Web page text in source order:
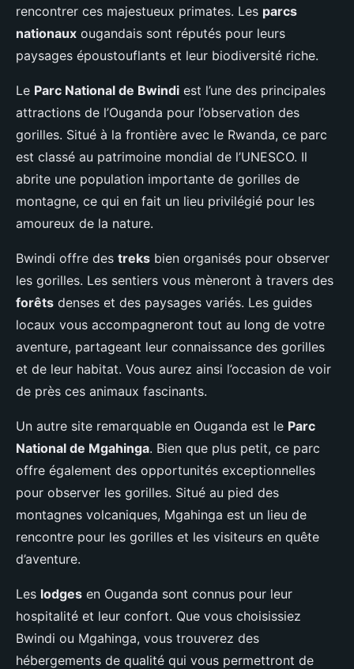
rencontrer ces majestueux primates. Les parcs
nationaux ougandais sont réputés pour leurs
paysages époustouflants et leur biodiversité riche.
Le Parc National de Bwindi est l’une des principales
attractions de l’Ouganda pour l’observation des
gorilles. Situé à la frontière avec le Rwanda, ce parc
est classé au patrimoine mondial de l’UNESCO. Il
abrite une population importante de gorilles de
montagne, ce qui en fait un lieu privilégié pour les
amoureux de la nature.
Bwindi offre des treks bien organisés pour observer
les gorilles. Les sentiers vous mèneront à travers des
forêts denses et des paysages variés. Les guides
locaux vous accompagneront tout au long de votre
aventure, partageant leur connaissance des gorilles
et de leur habitat. Vous aurez ainsi l’occasion de voir
de près ces animaux fascinants.
Un autre site remarquable en Ouganda est le Parc
National de Mgahinga. Bien que plus petit, ce parc
offre également des opportunités exceptionnelles
pour observer les gorilles. Situé au pied des
montagnes volcaniques, Mgahinga est un lieu de
rencontre pour les gorilles et les visiteurs en quête
d’aventure.
Les lodges en Ouganda sont connus pour leur
hospitalité et leur confort. Que vous choisissiez
Bwindi ou Mgahinga, vous trouverez des
hébergements de qualité qui vous permettront de